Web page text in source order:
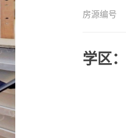
房源编号
学区：